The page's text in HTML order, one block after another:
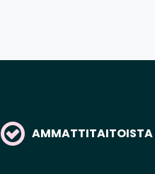
AMMATTITAITOISTA